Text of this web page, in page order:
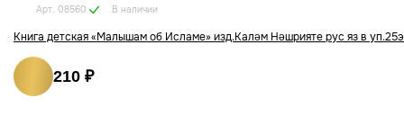
Арт. 08560 В наличии
Книга детская «Малышам об Исламе» изд.Каләм Нәшрияте рус яз в
210 ₽